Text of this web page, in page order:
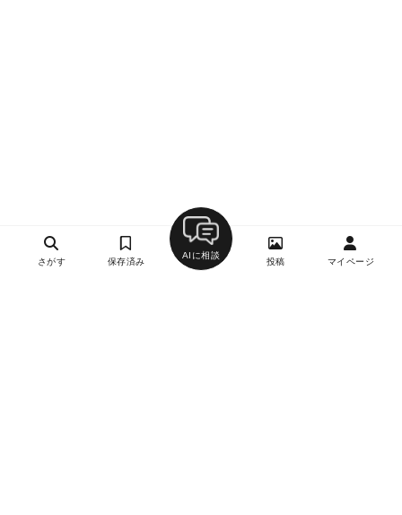
さがす 保存済み
AIに相談
投稿 マイページ